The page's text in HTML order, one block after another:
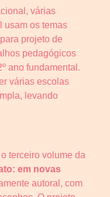
várias
usam os temas
projeto de
pedagógicos
ano fundamental.
várias escolas
levando
terceiro volume da
em novas
autoral, com